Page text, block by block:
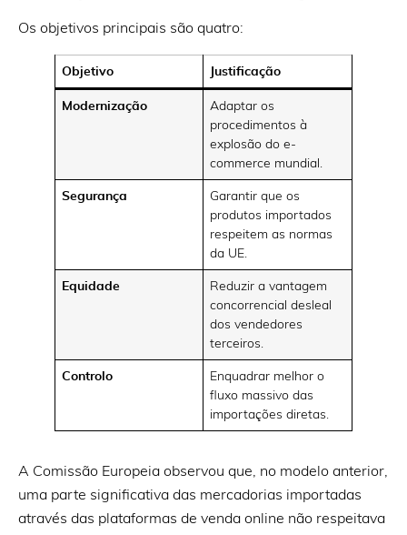
Os objetivos principais são quatro:
Objetivo Justificação
Modernização
Adaptar os
procedimentos à
explosão do e-
commerce mundial.
Segurança
Garantir que os
produtos importados
respeitem as normas
da UE.
Equidade
Reduzir a vantagem
concorrencial desleal
dos vendedores
terceiros.
Controlo
Enquadrar melhor o
fluxo massivo das
importações diretas.
A Comissão Europeia observou que, no modelo anterior,
uma parte significativa das mercadorias importadas
através das plataformas de venda online não respeitava